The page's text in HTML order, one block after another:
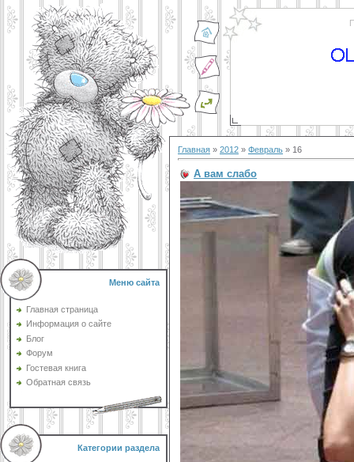
Меню сайта
Главная страница
Информация о сайте
Блог
Форум
Гостевая книга
Обратная связь
Категории раздела
Главная » 2012 » Февраль » 16
А вам слабо